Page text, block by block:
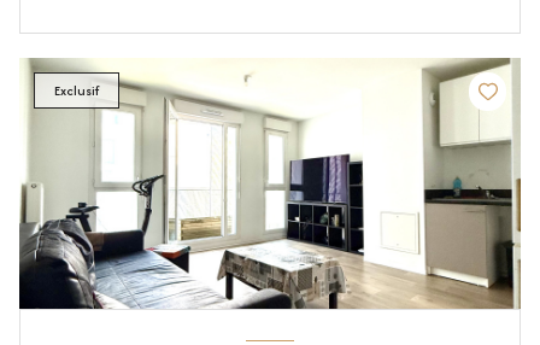
Exclusif